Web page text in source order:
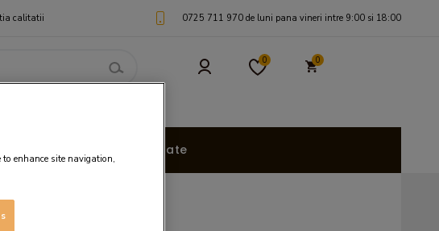
calitatii 0725 711 970 de luni pana vineri intre 9:00 si 18:00
0 0
Cadouri Personalizate
to enhance site navigation,